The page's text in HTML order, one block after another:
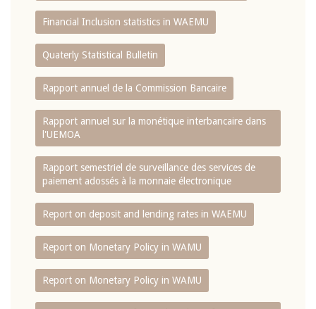
Financial Inclusion statistics in WAEMU
Quaterly Statistical Bulletin
Rapport annuel de la Commission Bancaire
Rapport annuel sur la monétique interbancaire dans
l'UEMOA
Rapport semestriel de surveillance des services de
paiement adossés à la monnaie électronique
Report on deposit and lending rates in WAEMU
Report on Monetary Policy in WAMU
Report on Monetary Policy in WAMU